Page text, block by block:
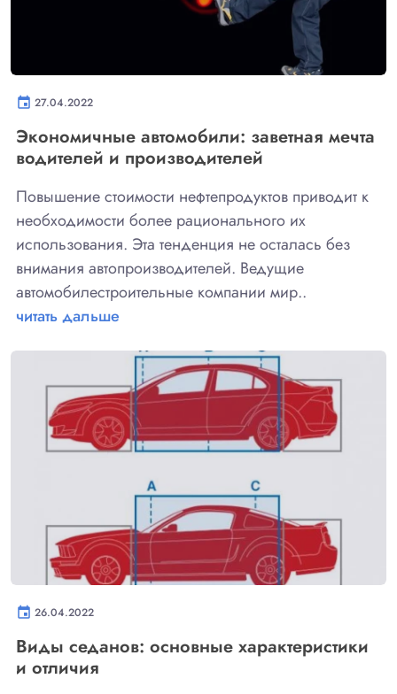
event 27.04.2022
Экономичные автомобили: заветная мечта
водителей и производителей
Повышение стоимости нефтепродуктов приводит к
необходимости более рационального их
использования. Эта тенденция не осталась без
внимания автопроизводителей. Ведущие
автомобилестроительные компании мир..
читать дальше
event 26.04.2022
Виды седанов: основные характеристики
и отличия